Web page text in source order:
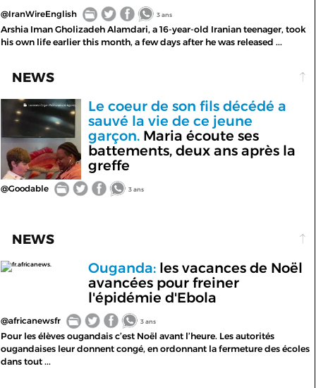
@IranWireEnglish 3 ans
Arshia Iman Gholizadeh Alamdari, a 16-year-old Iranian teenager, took
his own life earlier this month, a few days after he was released ...
NEWS
Le coeur de son fils décédé a
sauvé la vie de ce jeune
garçon.Maria écoute ses
battements, deux ans après la
greffe
@Goodable 3 ans
NEWS
fr.africanews. Ouganda:les vacances de Noël
avancées pour freiner
l'épidémie d'Ebola
@africanewsfr 3 ans
Pour les élèves ougandais c’est Noël avant l’heure. Les autorités
ougandaises leur donnent congé, en ordonnant la fermeture des écoles
dans tout ...